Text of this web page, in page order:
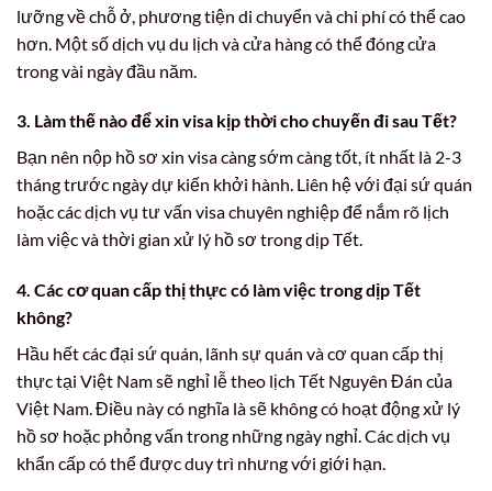
lưỡng về chỗ ở, phương tiện di chuyển và chi phí có thể cao
hơn. Một số dịch vụ du lịch và cửa hàng có thể đóng cửa
trong vài ngày đầu năm.
3. Làm thế nào để xin visa kịp thời cho chuyến đi sau Tết?
Bạn nên nộp hồ sơ xin visa càng sớm càng tốt, ít nhất là 2-3
tháng trước ngày dự kiến khởi hành. Liên hệ với đại sứ quán
hoặc các dịch vụ tư vấn visa chuyên nghiệp để nắm rõ lịch
làm việc và thời gian xử lý hồ sơ trong dịp Tết.
4. Các cơ quan cấp thị thực có làm việc trong dịp Tết
không?
Hầu hết các đại sứ quán, lãnh sự quán và cơ quan cấp thị
thực tại Việt Nam sẽ nghỉ lễ theo lịch Tết Nguyên Đán của
Việt Nam. Điều này có nghĩa là sẽ không có hoạt động xử lý
hồ sơ hoặc phỏng vấn trong những ngày nghỉ. Các dịch vụ
khẩn cấp có thể được duy trì nhưng với giới hạn.